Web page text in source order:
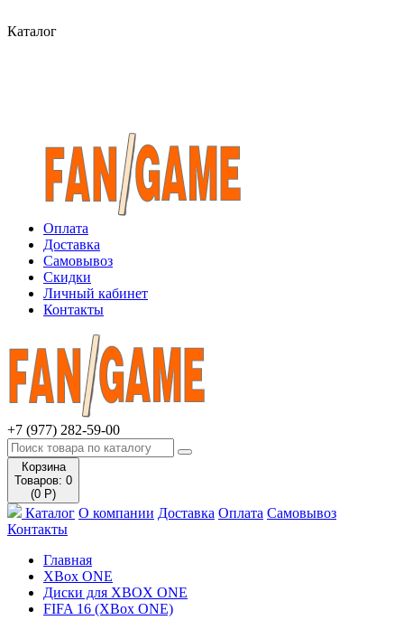
Каталог
Оплата
Доставка
Самовывоз
Скидки
Личный кабинет
Контакты
+7 (977) 282-59-00
Корзина
Товаров: 0
(0 Р)
Каталог О компании Доставка Оплата Самовывоз
Контакты
Главная
XBox ONE
Диски для XBOX ONE
FIFA 16 (XBox ONE)